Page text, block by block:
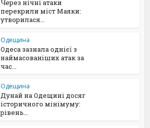
Через нічні атаки
перекрили міст Маяки:
утворилася...
Одещина
Одеса зазнала однієї з
наймасованіших атак за
час...
Одещина
Дунай на Одещині досяг
історичного мінімуму:
рівень...